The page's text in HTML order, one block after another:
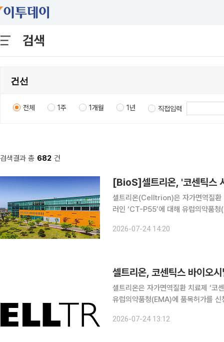
검색
전체 1주 1개월 1년 직접입력
검색결과 총 682 건
[BioS]셀트리온, '코센틱스
셀트리온(Celltrion)은 자가면역질
러인 ‘CT-P55’에 대해 유럽의약품
판상건선(PsO), 건선성관절염(P
2026-07-24 14:20
셀트리온, 코센틱스 바이오
셀트리온은 자가면역질환 치료제 ‘코
유럽의약품청(EMA)에 품목허가를 신청했다고 24일 밝혔
으로 한다. 품목허가 신청에 앞서 진
2026-07-24 13:12